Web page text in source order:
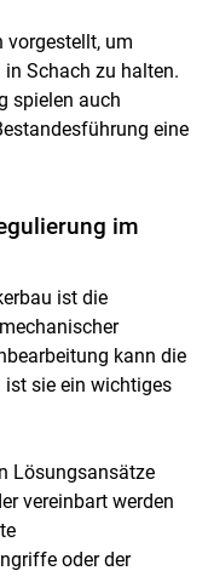
vorgestellt, um
Schach zu halten.
spielen auch
eine
im
ist die
kann die
ist sie ein wichtiges
Lösungsansätze
vereinbart werden
oder der